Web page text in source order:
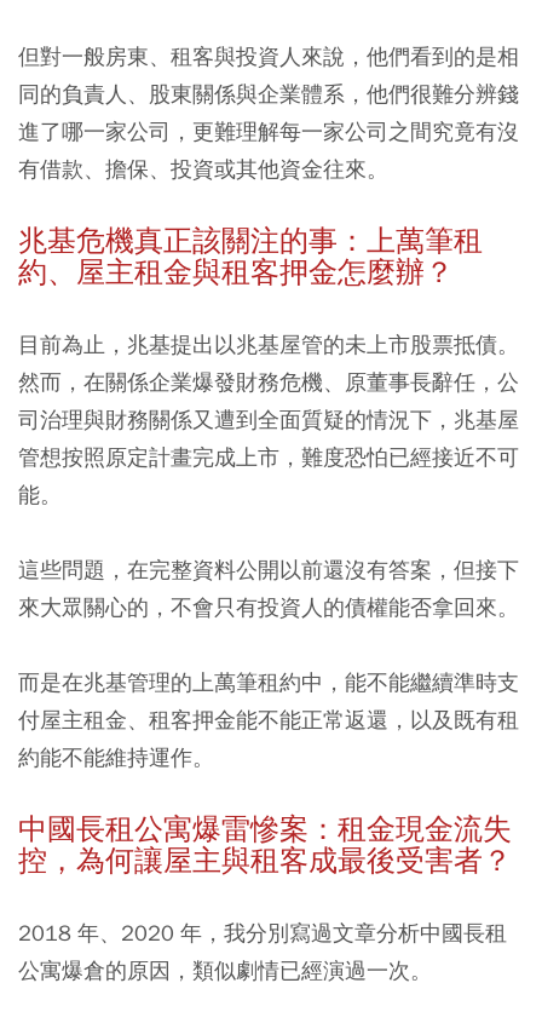
但對一般房東、租客與投資人來說，他們看到的是相
同的負責人、股東關係與企業體系，他們很難分辨錢
進了哪一家公司，更難理解每一家公司之間究竟有沒
有借款、擔保、投資或其他資金往來。
兆基危機真正該關注的事：上萬筆租
約、屋主租金與租客押金怎麼辦？
目前為止，兆基提出以兆基屋管的未上市股票抵債。
然而，在關係企業爆發財務危機、原董事長辭任，公
司治理與財務關係又遭到全面質疑的情況下，兆基屋
管想按照原定計畫完成上市，難度恐怕已經接近不可
能。
這些問題，在完整資料公開以前還沒有答案，但接下
來大眾關心的，不會只有投資人的債權能否拿回來。
而是在兆基管理的上萬筆租約中，能不能繼續準時支
付屋主租金、租客押金能不能正常返還，以及既有租
約能不能維持運作。
中國長租公寓爆雷慘案：租金現金流失
控，為何讓屋主與租客成最後受害者？
2018 年、2020 年，我分別寫過文章分析中國長租
公寓爆倉的原因，類似劇情已經演過一次。